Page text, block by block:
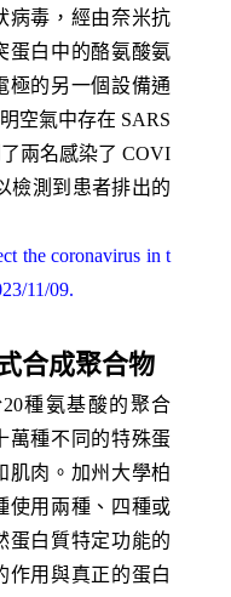
病毒，經由奈米抗
蛋白中的酪氨酸氨
極的另一個設備通
空氣中存在 SARS
兩名感染了 COVI
檢測到患者排出的
the coronavirus in t
11/09.
合成聚合物
種氨基酸的聚合
萬種不同的特殊蛋
肌肉。加州大學柏
使用兩種、四種或
蛋白質特定功能的
作用與真正的蛋白